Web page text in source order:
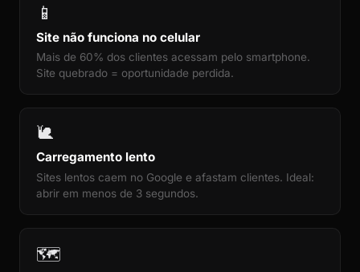
📱
Site não funciona no celular
Mais de 60% dos clientes acessam pelo smartphone.
Site quebrado = oportunidade perdida.
🐌
Carregamento lento
Sites lentos caem no Google e afastam clientes. Ideal:
abrir em menos de 3 segundos.
🗺️